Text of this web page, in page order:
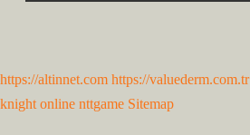
https://altinnet.com https://valuederm.com.tr
knight online nttgame Sitemap